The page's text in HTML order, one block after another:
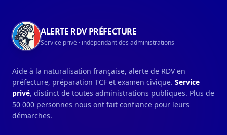
ALERTE RDV PRÉFECTURE
Service privé · indépendant des administrations
Aide à la naturalisation française, alerte de RDV en
préfecture, préparation TCF et examen civique. Service
privé, distinct de toutes administrations publiques. Plus de
50 000 personnes nous ont fait confiance pour leurs
démarches.